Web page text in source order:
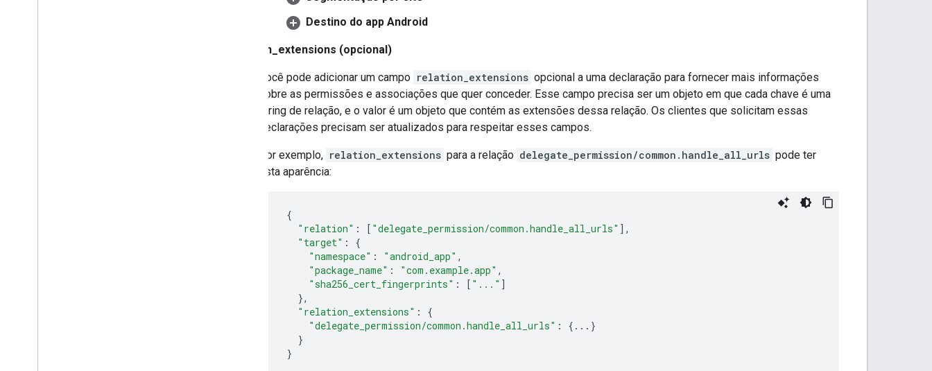
Destino do app Android
relation_extensions (opcional)
Você pode adicionar um campo relation_extensions opcional a uma declaração para fornecer mais informações
sobre as permissões e associações que quer conceder. Esse campo precisa ser um objeto em que cada chave é uma
string de relação, e o valor é um objeto que contém as extensões dessa relação. Os clientes que solicitam essas
declarações precisam ser atualizados para respeitar esses campos.
Por exemplo, relation_extensions para a relação delegate_permission/common.handle_all_urls pode ter
esta aparência:
{
"relation" : [ "delegate_permission/common.handle_all_urls" ],
"target" :
{
"namespace" : "android_app" ,
"package_name" : "com.example.app" ,
"sha256_cert_fingerprints" : [ "..." ]
},
"relation_extensions" :
{
"delegate_permission/common.handle_all_urls" :
{...}
}
}